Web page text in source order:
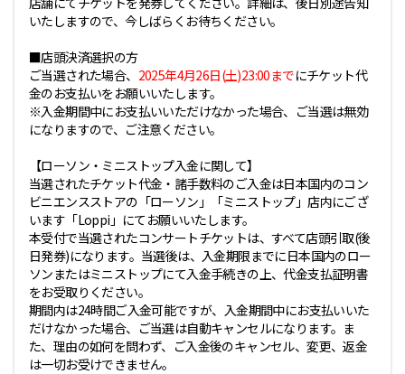
いたしますので、今しばらくお待ちください。
■店頭決済選択の方
ご当選された場合、 2025年4月26日(土)23:00までにチケット代
金のお支払いをお願いいたします。
※入金期間中にお支払いいただけなかった場合、ご当選は無効
になりますので、ご注意ください。
【ローソン・ミニストップ入金に関して】
当選されたチケット代金・諸手数料のご入金は日本国内のコン
ビニエンスストアの「ローソン」「ミニストップ」店内にござ
います「Loppi」にてお願いいたします。
本受付で当選されたコンサートチケットは、すべて店頭引取(後
日発券)になります。当選後は、入金期限までに日本国内のロー
ソンまたはミニストップにて入金手続きの上、代金支払証明書
をお受取りください。
期間内は24時間ご入金可能ですが、入金期間中にお支払いいた
だけなかった場合、ご当選は自動キャンセルになります。ま
た、理由の如何を問わず、ご入金後のキャンセル、変更、返金
は一切お受けできません。